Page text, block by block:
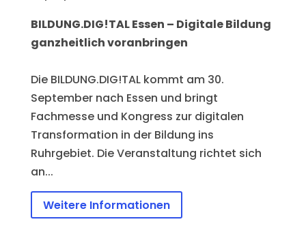
BILDUNG.DIG!TAL Essen – Digitale Bildung
ganzheitlich voranbringen
Die BILDUNG.DIG!TAL kommt am 30.
September nach Essen und bringt
Fachmesse und Kongress zur digitalen
Transformation in der Bildung ins
Ruhrgebiet. Die Veranstaltung richtet sich
an...
Weitere Informationen